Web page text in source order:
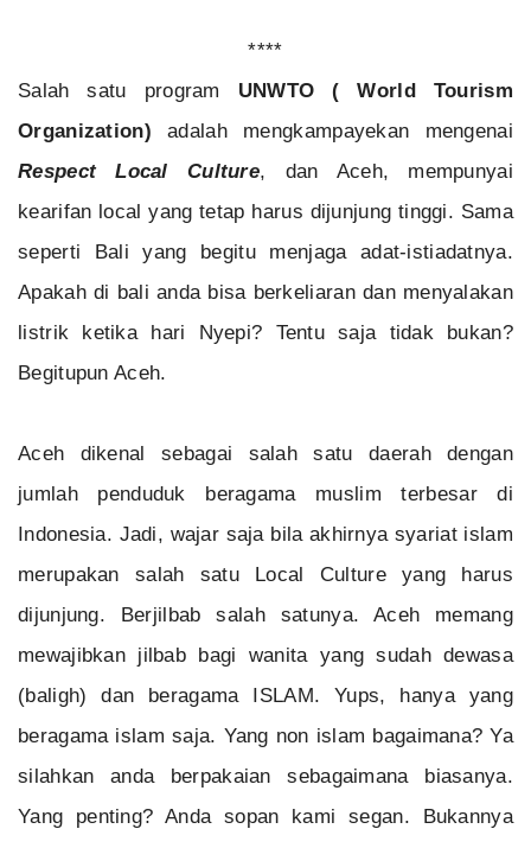
****
Salah satu program UNWTO ( World Tourism
Organization) adalah mengkampayekan mengenai
Respect Local Culture, dan Aceh, mempunyai
kearifan local yang tetap harus dijunjung tinggi. Sama
seperti Bali yang begitu menjaga adat-istiadatnya.
Apakah di bali anda bisa berkeliaran dan menyalakan
listrik ketika hari Nyepi? Tentu saja tidak bukan?
Begitupun Aceh.
Aceh dikenal sebagai salah satu daerah dengan
jumlah penduduk beragama muslim terbesar di
Indonesia. Jadi, wajar saja bila akhirnya syariat islam
merupakan salah satu Local Culture yang harus
dijunjung. Berjilbab salah satunya. Aceh memang
mewajibkan jilbab bagi wanita yang sudah dewasa
(baligh) dan beragama ISLAM. Yups, hanya yang
beragama islam saja. Yang non islam bagaimana? Ya
silahkan anda berpakaian sebagaimana biasanya.
Yang penting? Anda sopan kami segan. Bukannya